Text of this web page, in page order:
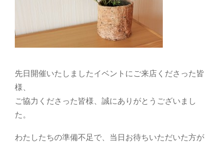
先日開催いたしましたイベントにご来店くださった皆
様、
ご協力くださった皆様、誠にありがとうございまし
た。
わたしたちの準備不足で、当日お待ちいただいた方が